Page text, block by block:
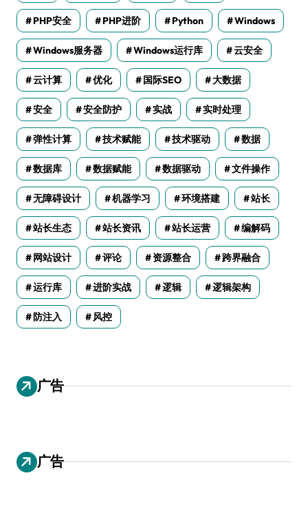
PHP安全 PHP进阶 Python Windows
Windows服务器 Windows运行库 云安全
云计算 优化 国际SEO 大数据
安全 安全防护 实战 实时处理
弹性计算 技术赋能 技术驱动 数据
数据库 数据赋能 数据驱动 文件操作
无障碍设计 机器学习 环境搭建 站长
站长生态 站长资讯 站长运营 编解码
网站设计 评论 资源整合 跨界融合
运行库 进阶实战 逻辑 逻辑架构
防注入 风控
广告
广告